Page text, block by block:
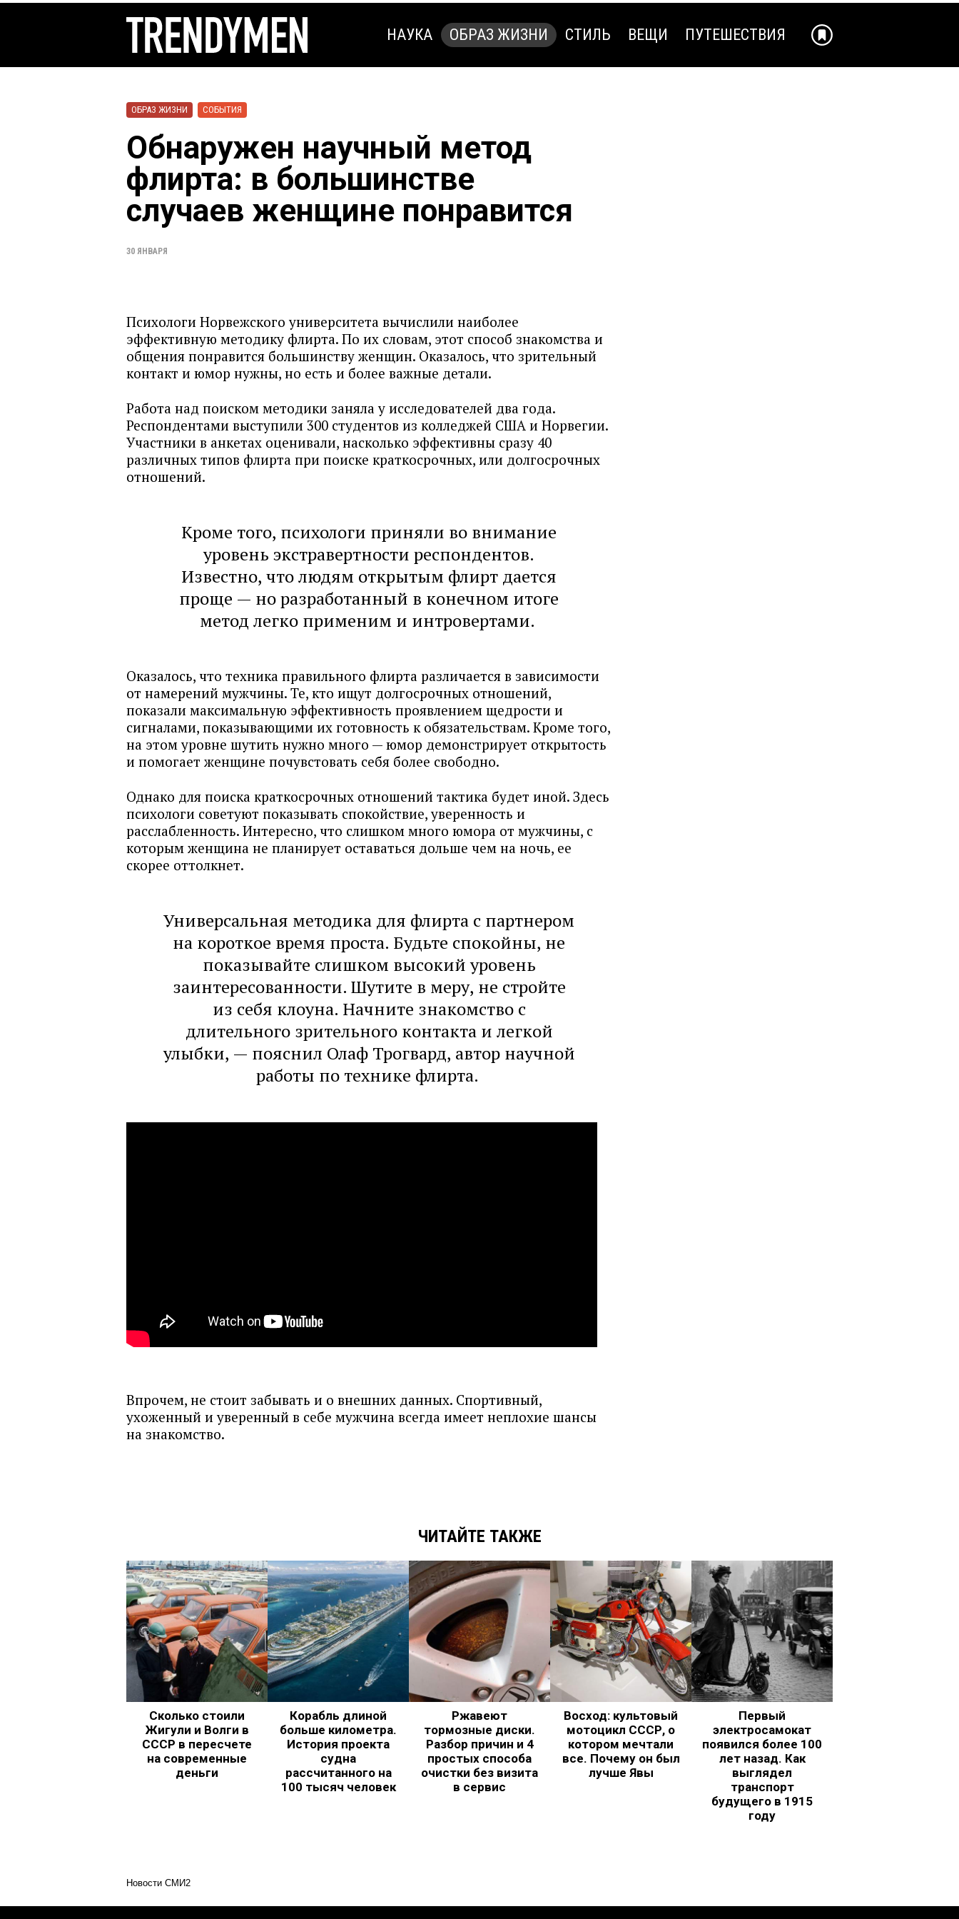
НАУКА ОБРАЗ ЖИЗНИ СТИЛЬ ВЕЩИ ПУТЕШЕСТВИЯ
ОБРАЗ ЖИЗНИ СОБЫТИЯ
Обнаружен научный метод
флирта: в большинстве
случаев женщине понравится
30 ЯНВАРЯ
Психологи Норвежского университета вычислили наиболее
эффективную методику флирта. По их словам, этот способ знакомства и
общения понравится большинству женщин. Оказалось, что зрительный
контакт и юмор нужны, но есть и более важные детали.
Работа над поиском методики заняла у исследователей два года.
Респондентами выступили 300 студентов из колледжей США и Норвегии.
Участники в анкетах оценивали, насколько эффективны сразу 40
различных типов флирта при поиске краткосрочных, или долгосрочных
отношений.
Кроме того, психологи приняли во внимание
уровень экстравертности респондентов.
Известно, что людям открытым флирт дается
проще — но разработанный в конечном итоге
метод легко применим и интровертами.
Оказалось, что техника правильного флирта различается в зависимости
от намерений мужчины. Те, кто ищут долгосрочных отношений,
показали максимальную эффективность проявлением щедрости и
сигналами, показывающими их готовность к обязательствам. Кроме того,
на этом уровне шутить нужно много — юмор демонстрирует открытость
и помогает женщине почувстовать себя более свободно.
Однако для поиска краткосрочных отношений тактика будет иной. Здесь
психологи советуют показывать спокойствие, уверенность и
расслабленность. Интересно, что слишком много юмора от мужчины, с
которым женщина не планирует оставаться дольше чем на ночь, ее
скорее оттолкнет.
Универсальная методика для флирта с партнером
на короткое время проста. Будьте спокойны, не
показывайте слишком высокий уровень
заинтересованности. Шутите в меру, не стройте
из себя клоуна. Начните знакомство с
длительного зрительного контакта и легкой
улыбки, — пояснил Олаф Трогвард, автор научной
работы по технике флирта.
Впрочем, не стоит забывать и о внешних данных. Спортивный,
ухоженный и уверенный в себе мужчина всегда имеет неплохие шансы
на знакомство.
ЧИТАЙТЕ ТАКЖЕ
Сколько стоили
Жигули и Волги в
СССР в пересчете
на современные
деньги
Корабль длиной
больше километра.
История проекта
судна
рассчитанного на
100 тысяч человек
Ржавеют
тормозные диски.
Разбор причин и 4
простых способа
очистки без визита
в сервис
Восход: культовый
мотоцикл СССР, о
котором мечтали
все. Почему он был
лучше Явы
Первый
электросамокат
появился более 100
лет назад. Как
выглядел
транспорт
будущего в 1915
году
Новости СМИ2